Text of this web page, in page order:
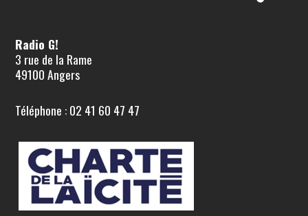
Radio G!
3 rue de la Rame
49100 Angers
Téléphone : 02 41 60 47 47